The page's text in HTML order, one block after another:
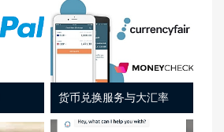
货币兑换服务与大汇率